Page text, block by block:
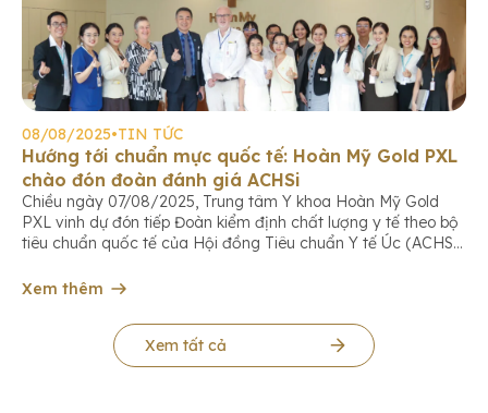
08/08/2025•TIN TỨC
Hướng tới chuẩn mực quốc tế: Hoàn Mỹ Gold PXL
chào đón đoàn đánh giá ACHSi
Chiều ngày 07/08/2025, Trung tâm Y khoa Hoàn Mỹ Gold
PXL vinh dự đón tiếp Đoàn kiểm định chất lượng y tế theo bộ
tiêu chuẩn quốc tế của Hội đồng Tiêu chuẩn Y tế Úc (ACHS
không ngừng nâng cao chất lượng dịch vụ, […]
Xem thêm
Xem tất cả